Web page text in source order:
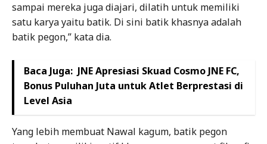
sampai mereka juga diajari, dilatih untuk memiliki
satu karya yaitu batik. Di sini batik khasnya adalah
batik pegon,” kata dia.
Baca Juga: JNE Apresiasi Skuad Cosmo JNE FC,
Bonus Puluhan Juta untuk Atlet Berprestasi di
Level Asia
Yang lebih membuat Nawal kagum, batik pegon